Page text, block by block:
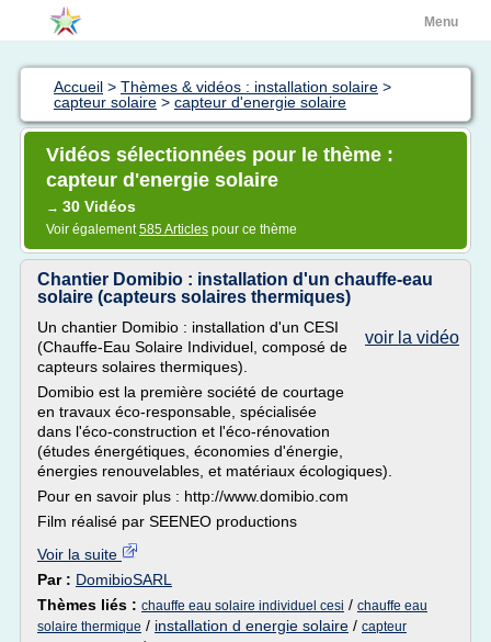
Menu
Accueil > Thèmes & vidéos : installation solaire >
capteur solaire > capteur d'energie solaire
Vidéos sélectionnées pour le thème :
capteur d'energie solaire
→ 30 Vidéos
Voir également585 Articles pour ce thème
Chantier Domibio : installation d'un chauffe-eau
solaire (capteurs solaires thermiques)
voir la vidéo
Un chantier Domibio : installation d'un CESI
(Chauffe-Eau Solaire Individuel, composé de
capteurs solaires thermiques).
Domibio est la première société de courtage
en travaux éco-responsable, spécialisée
dans l'éco-construction et l'éco-rénovation
(études énergétiques, économies d'énergie,
énergies renouvelables, et matériaux écologiques).
Pour en savoir plus : http://www.domibio.com
Film réalisé par SEENEO productions
Voir la suite
Par : DomibioSARL
Thèmes liés : chauffe eau solaire individuel cesi / chauffe eau
solaire thermique / installation d energie solaire / capteur